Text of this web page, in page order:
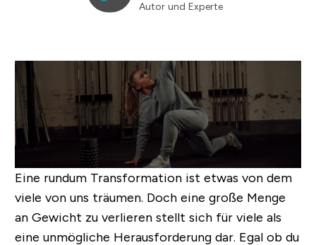
Autor und Experte
Eine rundum Transformation ist etwas von dem
viele von uns träumen. Doch eine große Menge
an Gewicht zu verlieren stellt sich für viele als
eine unmögliche Herausforderung dar. Egal ob du